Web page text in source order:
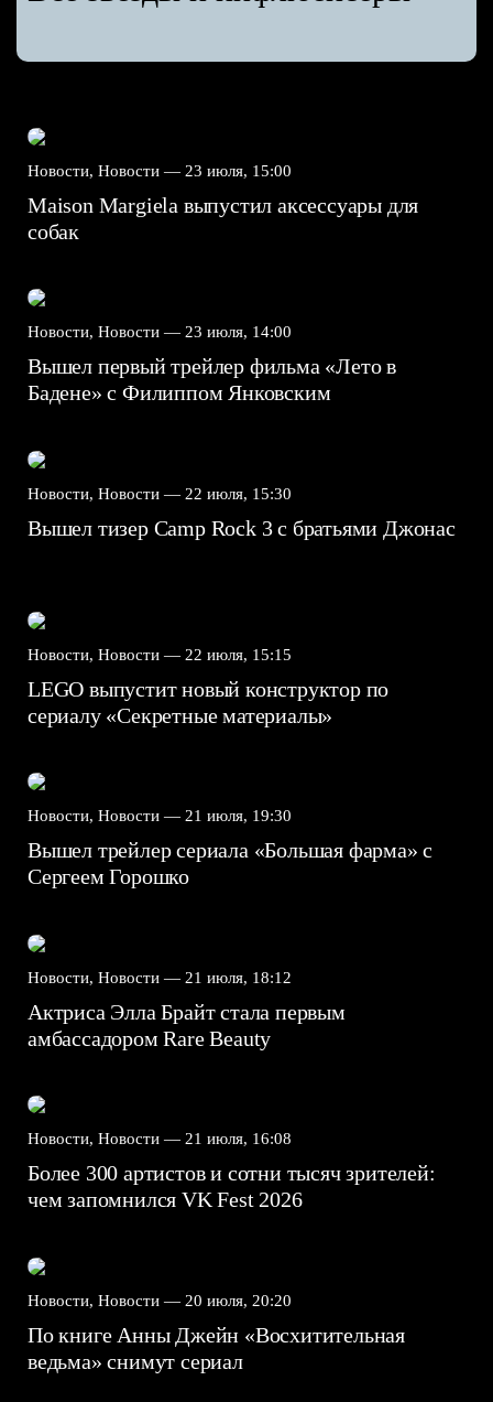
Новости, Новости — 23 июля, 15:00
Maison Margiela выпустил аксессуары для
собак
Новости, Новости — 23 июля, 14:00
Вышел первый трейлер фильма «Лето в
Бадене» с Филиппом Янковским
Новости, Новости — 22 июля, 15:30
Вышел тизер Camp Rock 3 с братьями Джонас
Новости, Новости — 22 июля, 15:15
LEGO выпустит новый конструктор по
сериалу «Секретные материалы»
Новости, Новости — 21 июля, 19:30
Вышел трейлер сериала «Большая фарма» с
Сергеем Горошко
Новости, Новости — 21 июля, 18:12
Актриса Элла Брайт стала первым
амбассадором Rare Beauty
Новости, Новости — 21 июля, 16:08
Более 300 артистов и сотни тысяч зрителей:
чем запомнился VK Fest 2026
Новости, Новости — 20 июля, 20:20
По книге Анны Джейн «Восхитительная
ведьма» снимут сериал